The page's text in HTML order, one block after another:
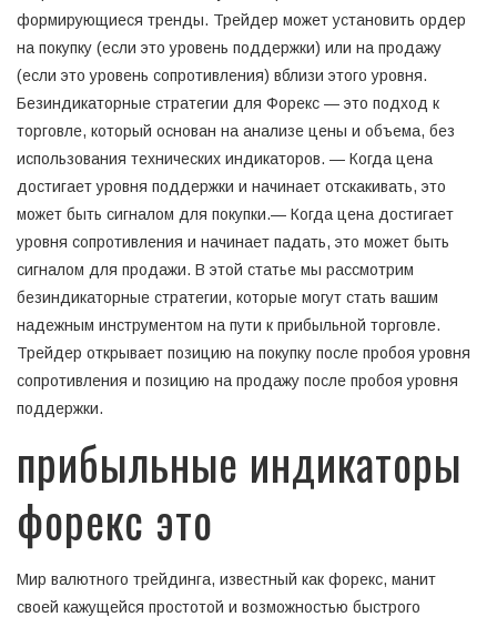
формирующиеся тренды. Трейдер может установить ордер
на покупку (если это уровень поддержки) или на продажу
(если это уровень сопротивления) вблизи этого уровня.
Безиндикаторные стратегии для Форекс — это подход к
торговле, который основан на анализе цены и объема, без
использования технических индикаторов. — Когда цена
достигает уровня поддержки и начинает отскакивать, это
может быть сигналом для покупки.— Когда цена достигает
уровня сопротивления и начинает падать, это может быть
сигналом для продажи. В этой статье мы рассмотрим
безиндикаторные стратегии, которые могут стать вашим
надежным инструментом на пути к прибыльной торговле.
Трейдер открывает позицию на покупку после пробоя уровня
сопротивления и позицию на продажу после пробоя уровня
поддержки.
прибыльные индикаторы
форекс это
Мир валютного трейдинга, известный как форекс, манит
своей кажущейся простотой и возможностью быстрого